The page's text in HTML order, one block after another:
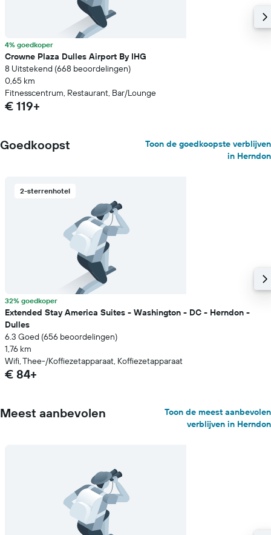
4% goedkoper
Crowne Plaza Dulles Airport By IHG
8 Uitstekend (668 beoordelingen)
0,65 km
Fitnesscentrum, Restaurant, Bar/Lounge
€ 119+
Goedkoopst
Toon de goedkoopste verblijven
in Herndon
2-sterrenhotel
32% goedkoper
Extended Stay America Suites - Washington - DC - Herndon -
Dulles
6.3 Goed (656 beoordelingen)
1,76 km
Wifi, Thee-/Koffiezetapparaat, Koffiezetapparaat
€ 84+
Meest aanbevolen
Toon de meest aanbevolen
verblijven in Herndon